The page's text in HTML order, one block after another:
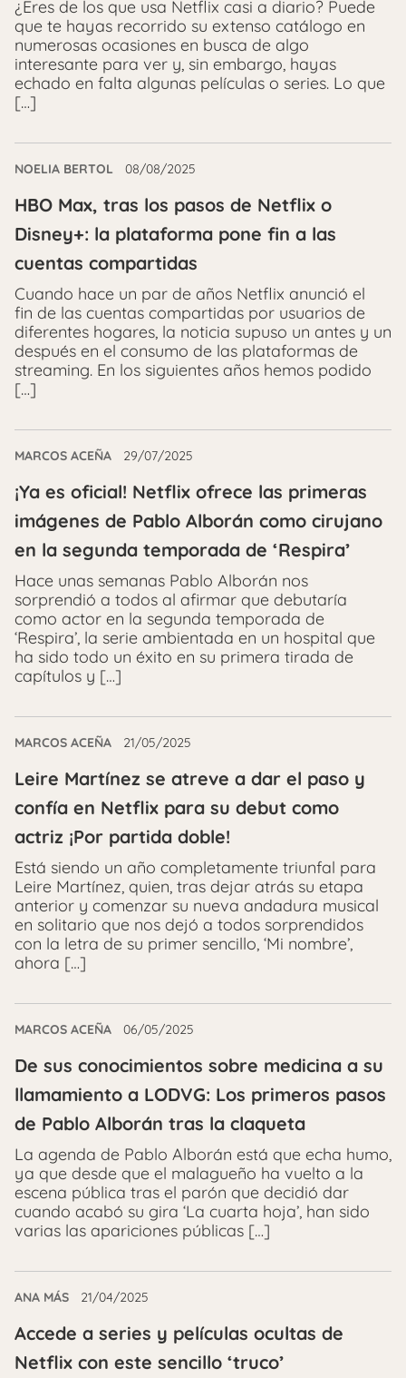
¿Eres de los que usa Netflix casi a diario? Puede
que te hayas recorrido su extenso catálogo en
numerosas ocasiones en busca de algo
interesante para ver y, sin embargo, hayas
echado en falta algunas películas o series. Lo que
[…]
NOELIA BERTOL 08/08/2025
HBO Max, tras los pasos de Netflix o
Disney+: la plataforma pone fin a las
cuentas compartidas
Cuando hace un par de años Netflix anunció el
fin de las cuentas compartidas por usuarios de
diferentes hogares, la noticia supuso un antes y un
después en el consumo de las plataformas de
streaming. En los siguientes años hemos podido
[…]
MARCOS ACEÑA 29/07/2025
¡Ya es oficial! Netflix ofrece las primeras
imágenes de Pablo Alborán como cirujano
en la segunda temporada de ‘Respira’
Hace unas semanas Pablo Alborán nos
sorprendió a todos al afirmar que debutaría
como actor en la segunda temporada de
‘Respira’, la serie ambientada en un hospital que
ha sido todo un éxito en su primera tirada de
capítulos y […]
MARCOS ACEÑA 21/05/2025
Leire Martínez se atreve a dar el paso y
confía en Netflix para su debut como
actriz ¡Por partida doble!
Está siendo un año completamente triunfal para
Leire Martínez, quien, tras dejar atrás su etapa
anterior y comenzar su nueva andadura musical
en solitario que nos dejó a todos sorprendidos
con la letra de su primer sencillo, ‘Mi nombre’,
ahora […]
MARCOS ACEÑA 06/05/2025
De sus conocimientos sobre medicina a su
llamamiento a LODVG: Los primeros pasos
de Pablo Alborán tras la claqueta
La agenda de Pablo Alborán está que echa humo,
ya que desde que el malagueño ha vuelto a la
escena pública tras el parón que decidió dar
cuando acabó su gira ‘La cuarta hoja’, han sido
varias las apariciones públicas […]
ANA MÁS 21/04/2025
Accede a series y películas ocultas de
Netflix con este sencillo ‘truco’